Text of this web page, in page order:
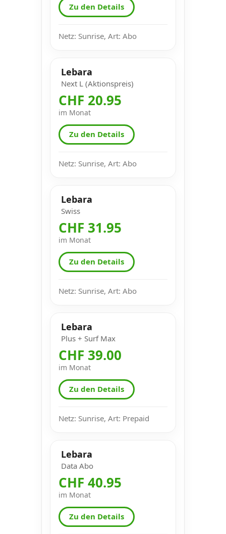
Zu den Details
Netz: Sunrise, Art: Abo
Lebara
Next L (Aktionspreis)
CHF 20.95
im Monat
Zu den Details
Netz: Sunrise, Art: Abo
Lebara
Swiss
CHF 31.95
im Monat
Zu den Details
Netz: Sunrise, Art: Abo
Lebara
Plus + Surf Max
CHF 39.00
im Monat
Zu den Details
Netz: Sunrise, Art: Prepaid
Lebara
Data Abo
CHF 40.95
im Monat
Zu den Details